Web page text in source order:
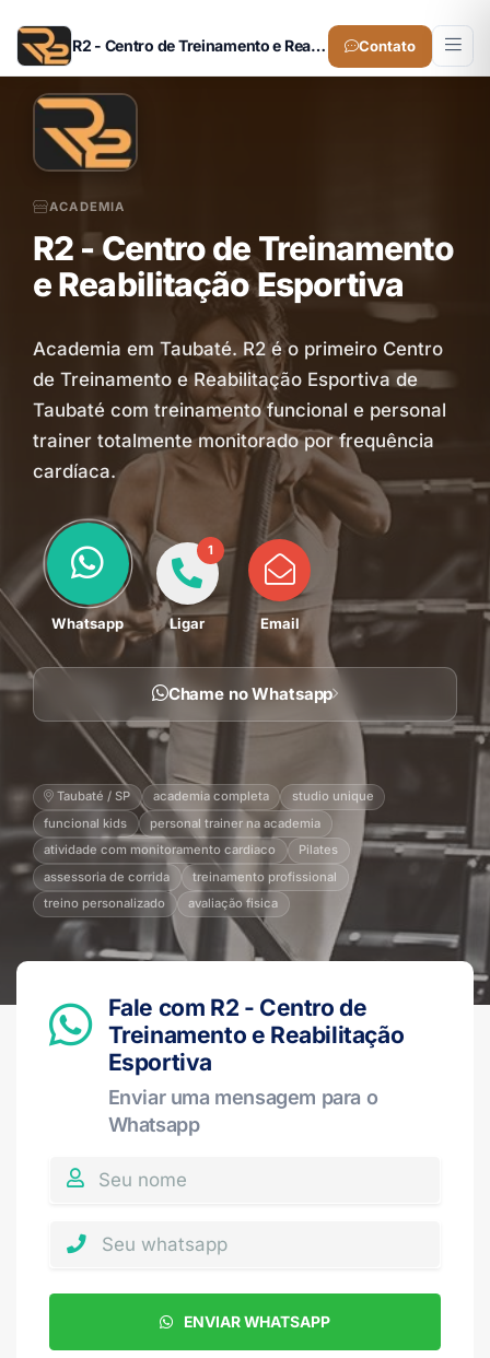
R2 - Centro de Treinamento e Reabilitação Esportiva Contato
ACADEMIA
R2 - Centro de Treinamento
e Reabilitação Esportiva
Academia em Taubaté. R2 é o primeiro Centro
de Treinamento e Reabilitação Esportiva de
Taubaté com treinamento funcional e personal
trainer totalmente monitorado por frequência
cardíaca.
Whatsapp
1
Ligar Email
Chame no Whatsapp
Taubaté / SP academia completa
studio unique
funcional kids
personal trainer na academia
atividade com monitoramento cardiaco
Pilates
assessoria de corrida
treinamento profissional
treino personalizado
avaliação fisica
Fale com R2 - Centro de
Treinamento e Reabilitação
Esportiva
Enviar uma mensagem para o
Whatsapp
ENVIAR WHATSAPP